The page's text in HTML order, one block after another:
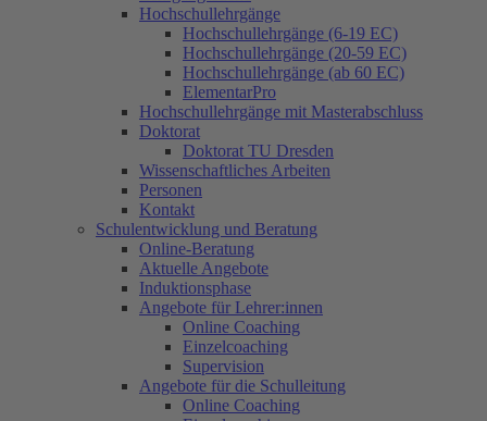
Hochschullehrgänge
Hochschullehrgänge (6-19 EC)
Hochschullehrgänge (20-59 EC)
Hochschullehrgänge (ab 60 EC)
ElementarPro
Hochschullehrgänge mit Masterabschluss
Doktorat
Doktorat TU Dresden
Wissenschaftliches Arbeiten
Personen
Kontakt
Schulentwicklung und Beratung
Online-Beratung
Aktuelle Angebote
Induktionsphase
Angebote für Lehrer:innen
Online Coaching
Einzelcoaching
Supervision
Angebote für die Schulleitung
Online Coaching